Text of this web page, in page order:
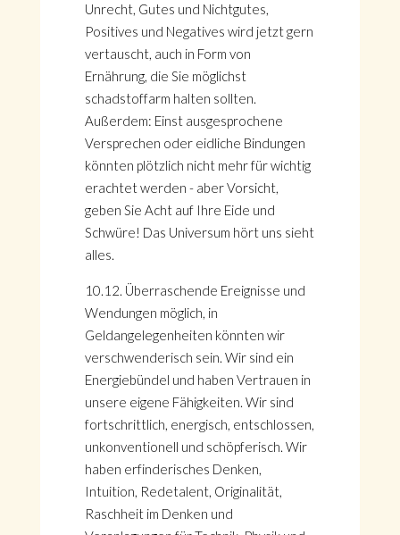
Unrecht, Gutes und Nichtgutes,
Positives und Negatives wird jetzt gern
vertauscht, auch in Form von
Ernährung, die Sie möglichst
schadstoffarm halten sollten.
Außerdem: Einst ausgesprochene
Versprechen oder eidliche Bindungen
könnten plötzlich nicht mehr für wichtig
erachtet werden - aber Vorsicht,
geben Sie Acht auf Ihre Eide und
Schwüre! Das Universum hört uns sieht
alles.
10.12. Überraschende Ereignisse und
Wendungen möglich, in
Geldangelegenheiten könnten wir
verschwenderisch sein. Wir sind ein
Energiebündel und haben Vertrauen in
unsere eigene Fähigkeiten. Wir sind
fortschrittlich, energisch, entschlossen,
unkonventionell und schöpferisch. Wir
haben erfinderisches Denken,
Intuition, Redetalent, Originalität,
Raschheit im Denken und